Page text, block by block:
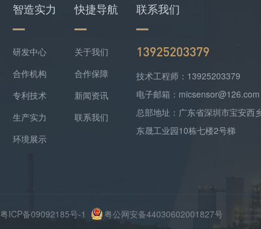
智造实力
研发中心
合作机构
专利技术
生产实力
环境展示
快捷导航
关于我们
合作保障
新闻资讯
联系我们
联系我们
13925203379
技术工程师：13925203379
电子邮箱：micsensor@126.com
总部地址：广东省深圳市宝安西
东晟工业园10栋七楼2号梯
粤ICP备09092185号-1 粤公网安备44030602001827号